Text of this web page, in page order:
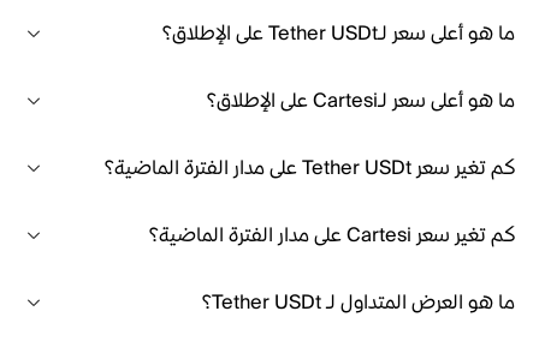
ما هو أعلى سعر لـTether USDt على الإطلاق؟
ما هو أعلى سعر لـCartesi على الإطلاق؟
كم تغير سعر Tether USDt على مدار الفترة الماضية؟
كم تغير سعر Cartesi على مدار الفترة الماضية؟
ما هو العرض المتداول لـ Tether USDt؟